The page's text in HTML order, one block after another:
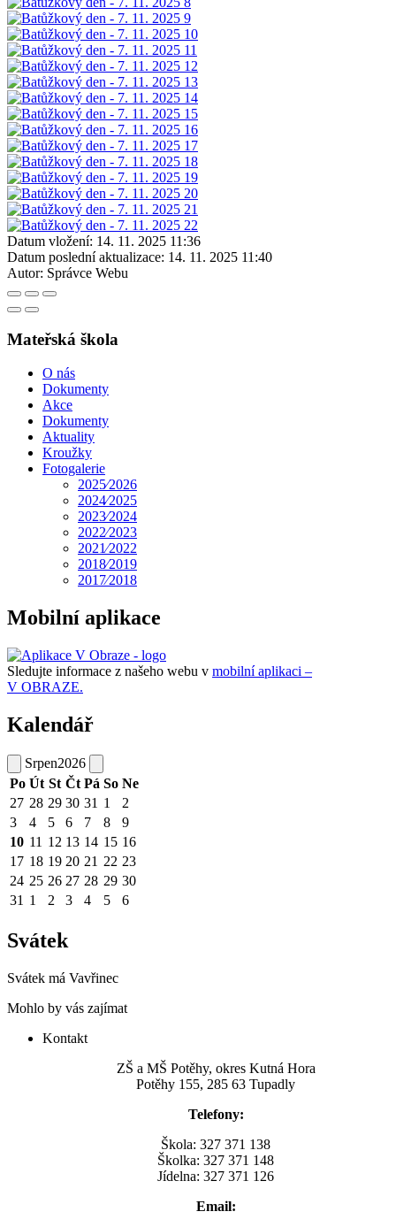
Datum vložení: 14. 11. 2025 11:36
Datum poslední aktualizace: 14. 11. 2025 11:40
Autor: Správce Webu
Mateřská škola
O nás
Dokumenty
Akce
Dokumenty
Aktuality
Kroužky
Fotogalerie
2025⁄2026
2024⁄2025
2023⁄2024
2022⁄2023
2021⁄2022
2018⁄2019
2017⁄2018
Mobilní aplikace
Sledujte informace z našeho webu v mobilní aplikaci –
V OBRAZE.
Kalendář
Srpen2026
Po Út St Čt Pá So Ne
27 28 29 30 31 1
2
3
4 5 6 7 8
9
10 11 12 13 14 15 16
17 18 19 20 21 22 23
24 25 26 27 28 29 30
31 1 2 3 4 5 6
Svátek
Svátek má Vavřinec
Mohlo by vás zajímat
Kontakt
ZŠ a MŠ Potěhy, okres Kutná Hora
Potěhy 155, 285 63 Tupadly
Telefony:
Škola: 327 371 138
Školka: 327 371 148
Jídelna: 327 371 126
Email: